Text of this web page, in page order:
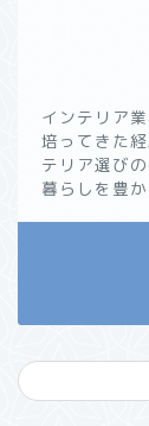
インテリア
培ってきた
テリア選び
暮らしを豊